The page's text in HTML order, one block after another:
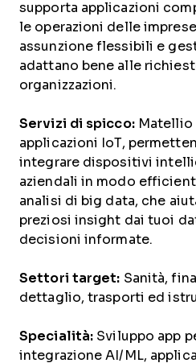
supporta applicazioni
le operazioni delle
assunzione flessibili e
adattano bene alle
organizzazioni.
Servizi di spicco:Matellio
applicazioni IoT,
integrare dispositivi
aziendali in modo
analisi di big data, che
preziosi insight dai tuoi
decisioni informate.
Settori target: Sanità,
dettaglio, trasporti ed
Specialità: Sviluppo app
integrazione AI/ML,